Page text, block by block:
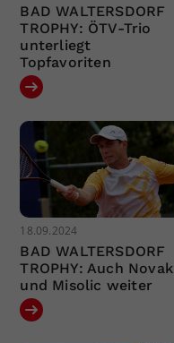
BAD WALTERSDORF
TROPHY: ÖTV-Trio
unterliegt
Topfavoriten
18.09.2024
BAD WALTERSDORF
TROPHY: Auch Novak
und Misolic weiter